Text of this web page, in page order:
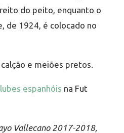
do peito, enquanto o
de 1924, é colocado no
e meiões pretos.
espanhóis na Fut
Vallecano 2017-2018,